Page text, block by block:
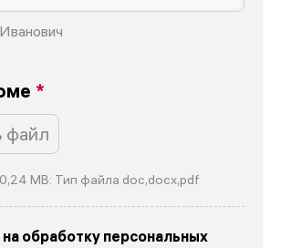
файл
MB: Тип файла doc,docx,pdf
обработку персональных